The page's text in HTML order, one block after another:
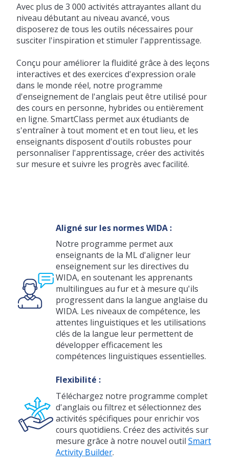
Avec plus de 3 000 activités attrayantes allant du
niveau débutant au niveau avancé, vous
disposerez de tous les outils nécessaires pour
susciter l'inspiration et stimuler l'apprentissage.
Conçu pour améliorer la fluidité grâce à des leçons
interactives et des exercices d'expression orale
dans le monde réel, notre programme
d'enseignement de l'anglais peut être utilisé pour
des cours en personne, hybrides ou entièrement
en ligne. SmartClass permet aux étudiants de
s'entraîner à tout moment et en tout lieu, et les
enseignants disposent d'outils robustes pour
personnaliser l'apprentissage, créer des activités
sur mesure et suivre les progrès avec facilité.
Aligné sur les normes WIDA :
Notre programme permet aux
enseignants de la ML d'aligner leur
enseignement sur les directives du
WIDA, en soutenant les apprenants
multilingues au fur et à mesure qu'ils
progressent dans la langue anglaise du
WIDA. Les niveaux de compétence, les
attentes linguistiques et les utilisations
clés de la langue leur permettent de
développer efficacement les
compétences linguistiques essentielles.
Flexibilité :
Téléchargez notre programme complet
d'anglais ou filtrez et sélectionnez des
activités spécifiques pour enrichir vos
cours quotidiens. Créez des activités sur
mesure grâce à notre nouvel outil Smart
Activity Builder.